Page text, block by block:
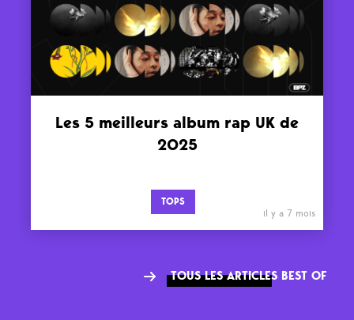
Les 5 meilleurs album rap UK de
2025
TOPS
il y a 7 mois
TOUS LES ARTICLES BEST OF